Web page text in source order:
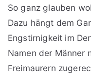
So ganz glauben
Dazu hängt dem
Engstirnigkeit im
Namen der Männer
Freimaurern